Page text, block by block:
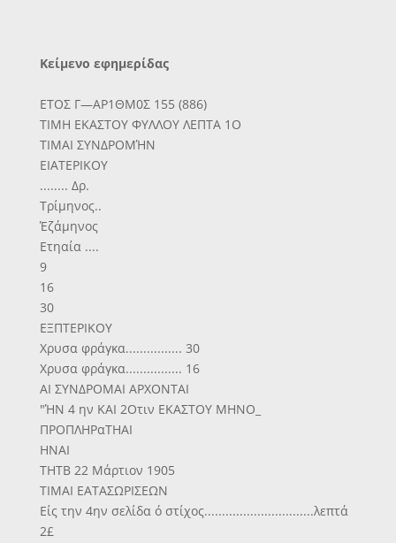
Κείμενο εφημερίδας
ΕΤΟΣ Γ—ΑΡ1ΘΜ0Σ 155 (886)
ΤΙΜΗ ΕΚΑΣΤΟΥ ΦΥΛΛΟΥ ΛΕΠΤΑ 1Ο
ΤΙΜΑΙ ΣΥΝΔΡΟΜΉΝ
ΕΙΑΤΕΡΙΚΟΥ
........ Δρ.
Τρίμηνος..
Έζάμηνος
Ετηαία ....
9
16
30
ΕΞΠΤΕΡΙΚΟΥ
Χρυσα φράγκα................ 30
Χρυσα φράγκα................ 16
ΑΙ ΣΥΝΔΡΟΜΑΙ ΑΡΧΟΝΤΑΙ
"ΉΝ 4 ην ΚΑΙ 2Οτιν ΕΚΑΣΤΟΥ ΜΗΝΟ_
ΠΡΟΠΛΗΡαΤΗΑΙ
ΗΝΑΙ
ΤΗΤΒ 22 Μάρτιον 1905
ΤΙΜΑΙ ΕΑΤΑΣΩΡΙΣΕΩΝ
Είς την 4ην σελίδα ό στίχος...............................λεπτά
2£